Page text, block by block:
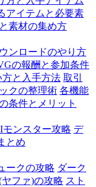
アイテムと必要素
素材の集め方
ンロードのやり方
の報酬と参加条件
と入手方法 取引
クの整理術 各機能
条件とメリット
ンスター攻略 デ
とめ
ークの攻略 ダーク
ヤファ)の攻略 スト